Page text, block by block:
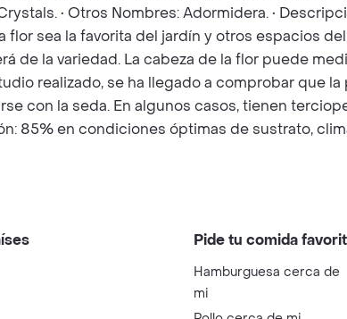
• Otros Nombres: Adormidera. •
sea la favorita del jardín y otros espacios
de la variedad. La cabeza de la flor puede
realizado, se ha llegado a comprobar que
con la seda. En algunos casos, tienen
85% en condiciones óptimas de sustrato,
Pide tu comida
Hamburguesa cerca de
mi